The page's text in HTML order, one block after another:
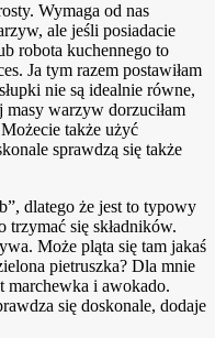
Wymaga od nas
ale jeśli posiadacie
robota kuchennego to
Ja tym razem postawiłam
nie są idealnie równe,
masy warzyw dorzuciłam
także użyć
sprawdzą się także
dlatego że jest to typowy
trzymać się składników.
Może pląta się tam jakaś
pietruszka? Dla mnie
marchewka i awokado.
się doskonale, dodaje